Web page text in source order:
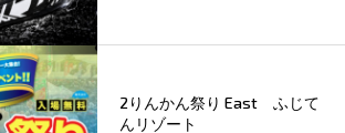
2りんかん祭り East ふじて
んリゾート